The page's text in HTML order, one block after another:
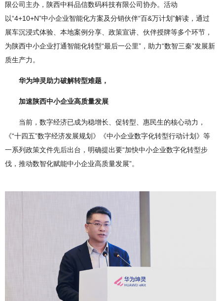
限公司主办，陕西中科品信数码科技有限公司协办。活动
以“4+10+N”中小企业智能化方案及分销伙伴“百&万计划”解读，通过
展车沉浸式体验、本地案例分享、政策宣讲、伙伴授牌等多个环节，
为陕西中小企业打通智能化转型“最后一公里”，助力“数智三秦”发展新
质生产力。
华为坤灵助力破解转型难题，
加速陕西中小企业高质量发展
当前，数字经济已成为稳增长、促转型、惠民生的核心动力，
《“十四五”数字经济发展规划》《中小企业数字化转型行动计划》等
一系列政策文件先后出台，明确提出要“加快中小企业数字化转型步
伐，推动数智化赋能中小企业高质量发展”。